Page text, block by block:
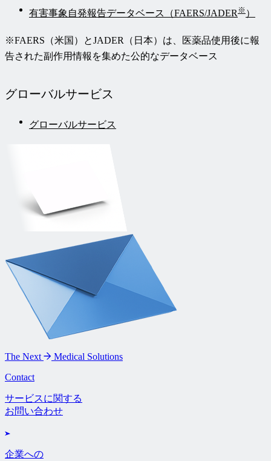
有害事象自発報告データベース（FAERS/JADER ※ ）
※FAERS（米国）とJADER（日本）は、医薬品使用後に報
告された副作用情報を集めた公的なデータベース
グローバルサービス
グローバルサービス
The Next
Medical Solutions
Contact
サービスに関する
お問い合わせ
企業への